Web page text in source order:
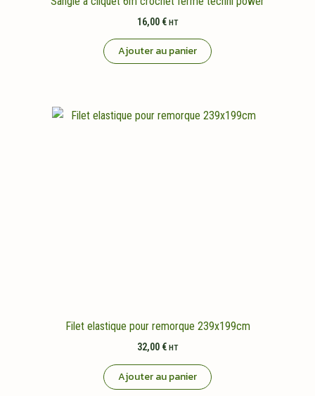
16,00 € HT
Ajouter au panier
Filet elastique pour remorque 239x199cm
32,00 € HT
Ajouter au panier